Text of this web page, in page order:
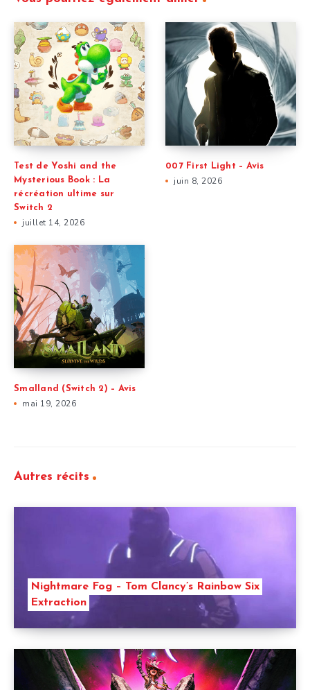
Test de Yoshi and the
Mysterious Book : La
récréation ultime sur
Switch 2
juillet 14, 2026
007 First Light – Avis
juin 8, 2026
Smalland (Switch 2) – Avis
mai 19, 2026
Autres récits
Nightmare Fog – Tom Clancy’s Rainbow Six
Extraction